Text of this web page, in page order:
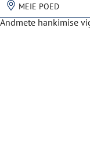
MEIE POED
Andmete hankimise